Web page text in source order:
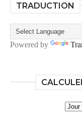
TRADUCTION
Powered by